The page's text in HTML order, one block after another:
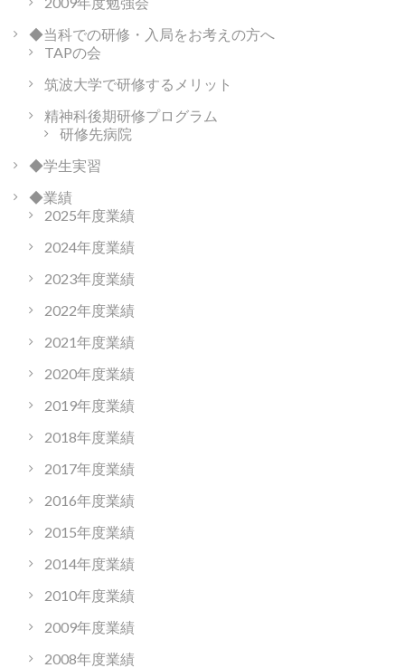
◆当科での研修・入局をお考えの方へ
TAPの会
筑波大学で研修するメリット
精神科後期研修プログラム
研修先病院
◆学生実習
◆業績
2025年度業績
2024年度業績
2023年度業績
2022年度業績
2021年度業績
2020年度業績
2019年度業績
2018年度業績
2017年度業績
2016年度業績
2015年度業績
2014年度業績
2010年度業績
2009年度業績
2008年度業績